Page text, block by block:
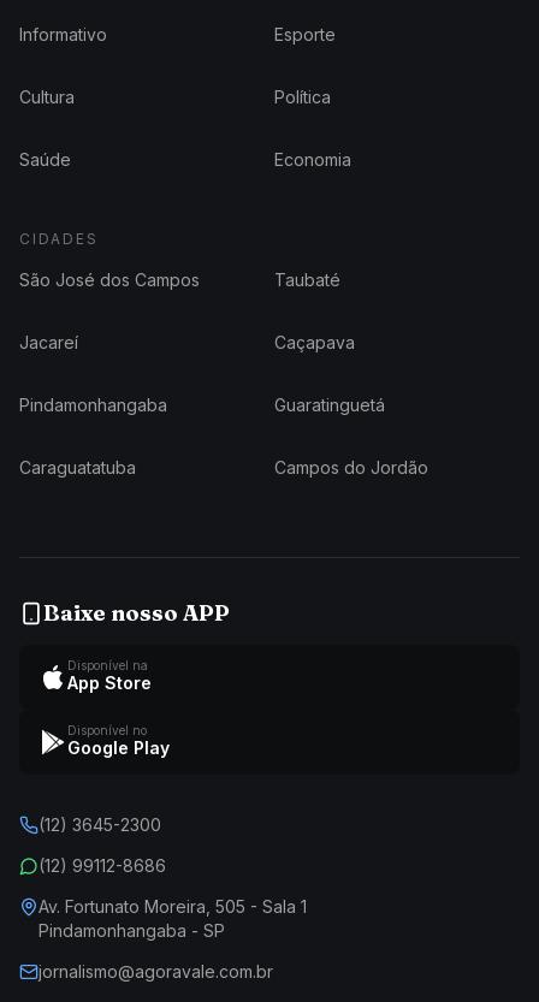
Informativo Esporte
Cultura Política
Saúde Economia
CIDADES
São José dos Campos Taubaté
Jacareí Caçapava
Pindamonhangaba Guaratinguetá
Caraguatatuba Campos do Jordão
Baixe nosso APP
Disponível na
App Store
Disponível no
Google Play
(12) 3645-2300
(12) 99112-8686
Av. Fortunato Moreira, 505 - Sala 1
Pindamonhangaba - SP
jornalismo@agoravale.com.br